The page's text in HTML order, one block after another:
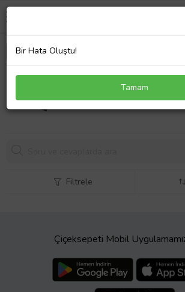
GXVJ3 Batarya Laptop Pil
1641,92 TL
Filtrele
Çiçeksepeti Mobil
Bir Hata Oluştu!
Tamam